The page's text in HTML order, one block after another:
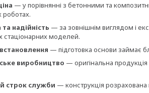
— у порівнянні з бетонними та
роботах.
надійність — за зовнішнім виглядом і
стаціонарних моделей.
— підготовка основи займає
виробництво — оригінальна
строк служби — конструкція розрахована